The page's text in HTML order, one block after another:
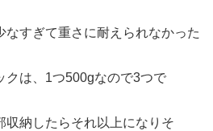
なすぎて重さに耐えられなかった
クは、1つ500gなので3つで
収納したらそれ以上になりそ